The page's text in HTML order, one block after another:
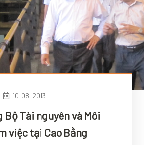
10-08-2013
Bộ Tài nguyên và Môi
việc tại Cao Bằng